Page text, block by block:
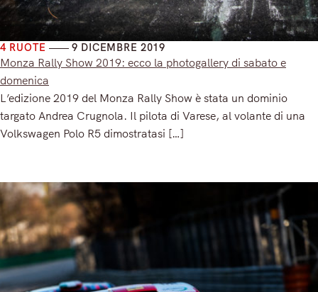
4 RUOTE 9 DICEMBRE 2019
Monza Rally Show 2019: ecco la photogallery di sabato e
domenica
L’edizione 2019 del Monza Rally Show è stata un dominio
targato Andrea Crugnola. Il pilota di Varese, al volante di una
Volkswagen Polo R5 dimostratasi […]